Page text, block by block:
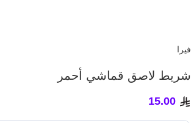
فيرا
شريط لاصق قماشي أحمر
15.00